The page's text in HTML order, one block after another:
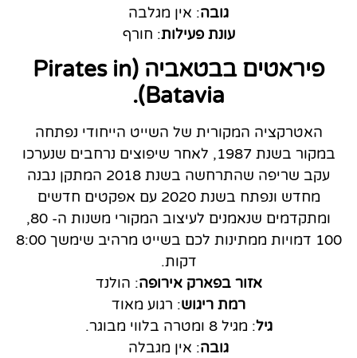
גובה: אין מגלבה
עונת פעילות: חורף
פיראטים בבטאביה (Pirates in
Batavia).
האטרקציה המקורית של השייט הייחודי נפתחה
במקור בשנת 1987, לאחר שיפוצים נרחבים שנערכו
עקב שריפה שהתרחשה בשנת 2018 המתקן נבנה
מחדש ונפתח בשנת 2020 עם אפקטים חדשים
ומתקדמים שנאמנים לעיצוב המקורי משנות ה- 80,
100 דמויות ממתינות לכם בשייט מרהיב שימשך 8:00
דקות.
אזור בפארק אירופה: הולנד
רמת ריגוש: רגוע מאוד
גיל: מגיל 8 ומטרה בלווי מבוגר.
גובה: אין מגבלה